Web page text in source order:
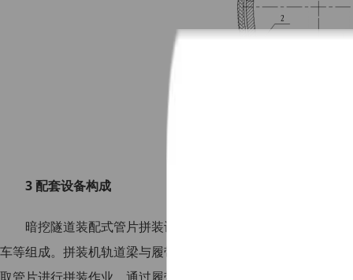
3 配套设备构成
暗挖隧道装配式管片拼装设备组成见图 5，主要由履带式
车等组成。拼装机轨道梁与履带行走装置举升大臂、拖车相连